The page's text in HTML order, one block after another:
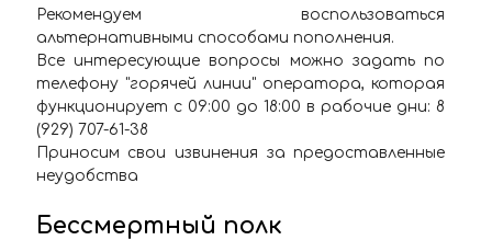
Рекомендуем воспользоваться
альтернативными способами пополнения.
Все интересующие вопросы можно задать по
телефону "горячей линии" оператора, которая
функционирует с 09:00 до 18:00 в рабочие дни: 8
(929) 707-61-38
Приносим свои извинения за предоставленные
неудобства
Бессмертный полк